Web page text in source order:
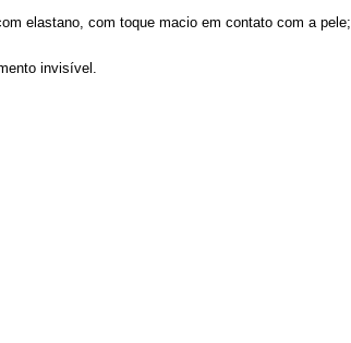
elastano, com toque macio em contato com a pele;
invisível.